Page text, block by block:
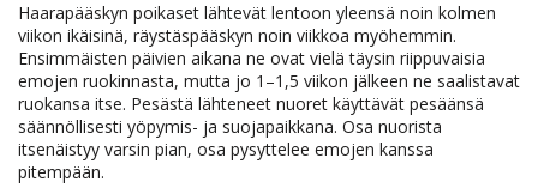
Haarapääskyn poikaset lähtevät lentoon yleensä noin kolmen
viikon ikäisinä, räystäspääskyn noin viikkoa myöhemmin.
Ensimmäisten päivien aikana ne ovat vielä täysin riippuvaisia
emojen ruokinnasta, mutta jo 1–1,5 viikon jälkeen ne saalistavat
ruokansa itse. Pesästä lähteneet nuoret käyttävät pesäänsä
säännöllisesti yöpymis- ja suojapaikkana. Osa nuorista
itsenäistyy varsin pian, osa pysyttelee emojen kanssa
pitempään.